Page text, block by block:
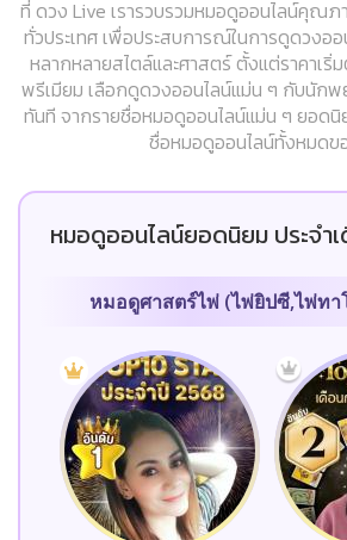
ที่ ดวง Live เรารวบรวมหมอดูออนไลน์คุณภ
ทั่วประเทศ เพื่อประสบการณ์ในการดูดวงอ
หลากหลายสไตล์และศาสตร์ ตั้งแต่ราคาเริ่
พรีเมียม เลือกดูดวงออนไลน์แม่น ๆ กับนั
ทันที จากรายชื่อหมอดูออนไลน์แม่น ๆ ยอดนิ
ชื่อหมอดูออนไลน์ทั้งหมดข
หมอดูออนไลน์ยอดนิยม ประจำ
หมอดูศาสตร์ไพ่ (ไพ่ยิปซี,ไพ่ทา